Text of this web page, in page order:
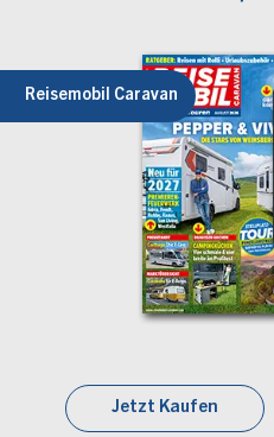
Reisemobil Caravan
Jetzt Kaufen